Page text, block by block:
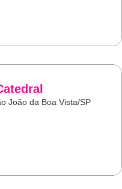
João da Boa Vista/SP